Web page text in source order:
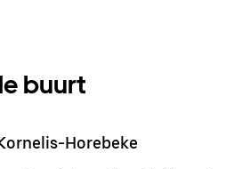
buurt
Horebeke